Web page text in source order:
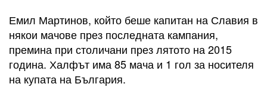
Емил Мартинов, който беше капитан на Славия в
някои мачове през последната кампания,
премина при столичани през лятото на 2015
година. Халфът има 85 мача и 1 гол за носителя
на купата на България.